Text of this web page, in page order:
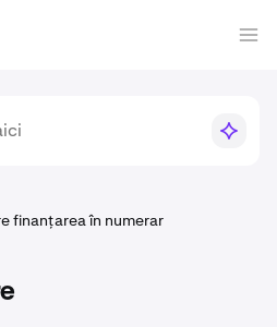
finanțarea în numerar